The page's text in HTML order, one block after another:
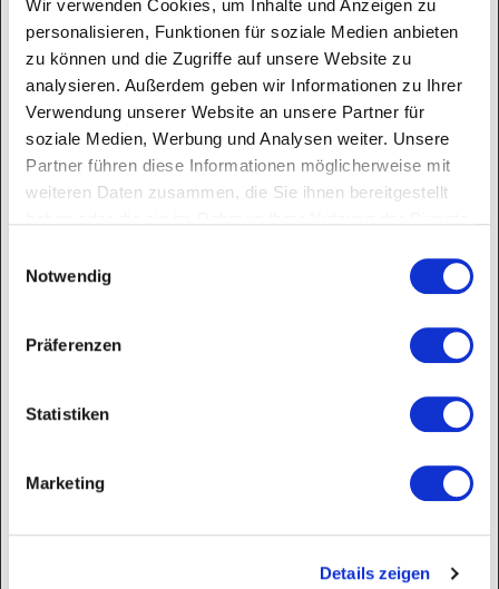
Wir verwenden Cookies, um Inhalte und Anzeigen zu
personalisieren, Funktionen für soziale Medien anbieten
zu können und die Zugriffe auf unsere Website zu
analysieren. Außerdem geben wir Informationen zu Ihrer
Verwendung unserer Website an unsere Partner für
soziale Medien, Werbung und Analysen weiter. Unsere
Partner führen diese Informationen möglicherweise mit
weiteren Daten zusammen, die Sie ihnen bereitgestellt
Notwendig
Präferenzen
Statistiken
Marketing
Details zeigen
DEUTSCH ENGLISH